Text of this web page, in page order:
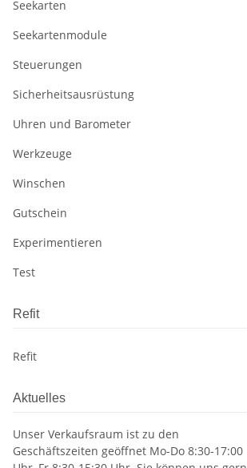
Seekarten
Seekartenmodule
Steuerungen
Sicherheitsausrüstung
Uhren und Barometer
Werkzeuge
Winschen
Gutschein
Experimentieren
Test
Refit
Refit
Aktuelles
Unser Verkaufsraum ist zu den
Geschäftszeiten geöffnet Mo-Do 8:30-17:00